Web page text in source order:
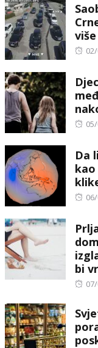
Da
bi